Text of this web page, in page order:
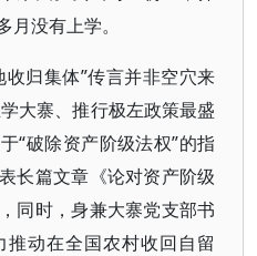
没有上学。
收归集体”传言并非空穴来
大寨、推行极左政策最盛
“破除资产阶级法权”的指
长篇文章《论对资产阶级
同时，身兼大寨党支部书
动在全国农村收回自留